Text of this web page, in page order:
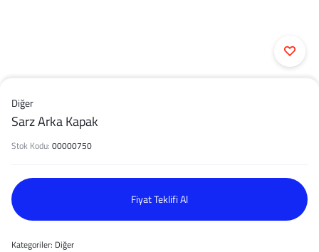
Diğer
Sarz Arka Kapak
Stok Kodu: 00000750
Fiyat Teklifi Al
Kategoriler: Diğer